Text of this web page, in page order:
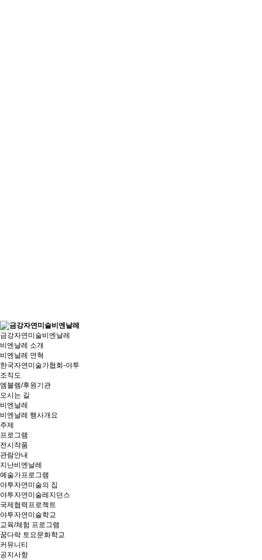
금강자연미술비엔날레
비엔날레 소개
비엔날레 연혁
한국자연미술가협회-야투
조직도
엠블렘/후원기관
오시는 길
비엔날레
비엔날레 행사개요
주제
프로그램
전시작품
관람안내
지난비엔날레
예술가프로그램
야투자연미술의 집
야투자연미술레지던스
국제협력프로젝트
야투자연미술학교
교육/체험 프로그램
꿈다락 토요문화학교
커뮤니티
공지사항